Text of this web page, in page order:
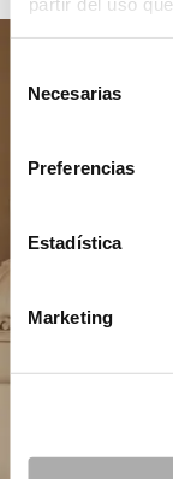
Necesarias
Preferencias
Estadística
Marketing